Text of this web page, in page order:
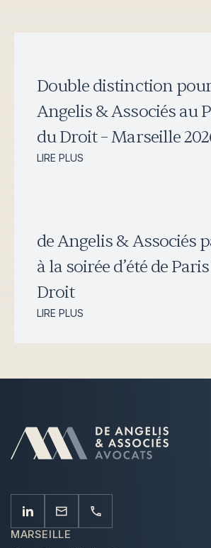
Double distinction
Angelis & Associés au
du Droit – Marseille
LIRE PLUS
de Angelis & Associés
à la soirée d’été de
Droit
LIRE PLUS
MARSEILLE